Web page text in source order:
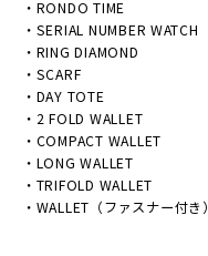
・ RONDO TIME
・ SERIAL NUMBER WATCH
・ RING DIAMOND
・ SCARF
・ DAY TOTE
・ 2 FOLD WALLET
・ COMPACT WALLET
・ LONG WALLET
・ TRIFOLD WALLET
・ WALLET（ファスナー付き）